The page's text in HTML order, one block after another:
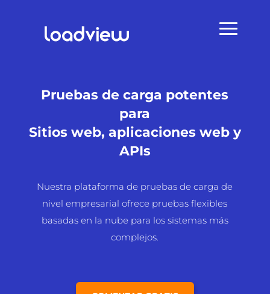
Pruebas de carga potentes
para
Sitios web, aplicaciones web y
APIs
Nuestra plataforma de pruebas de carga de
nivel empresarial ofrece pruebas flexibles
basadas en la nube para los sistemas más
complejos.